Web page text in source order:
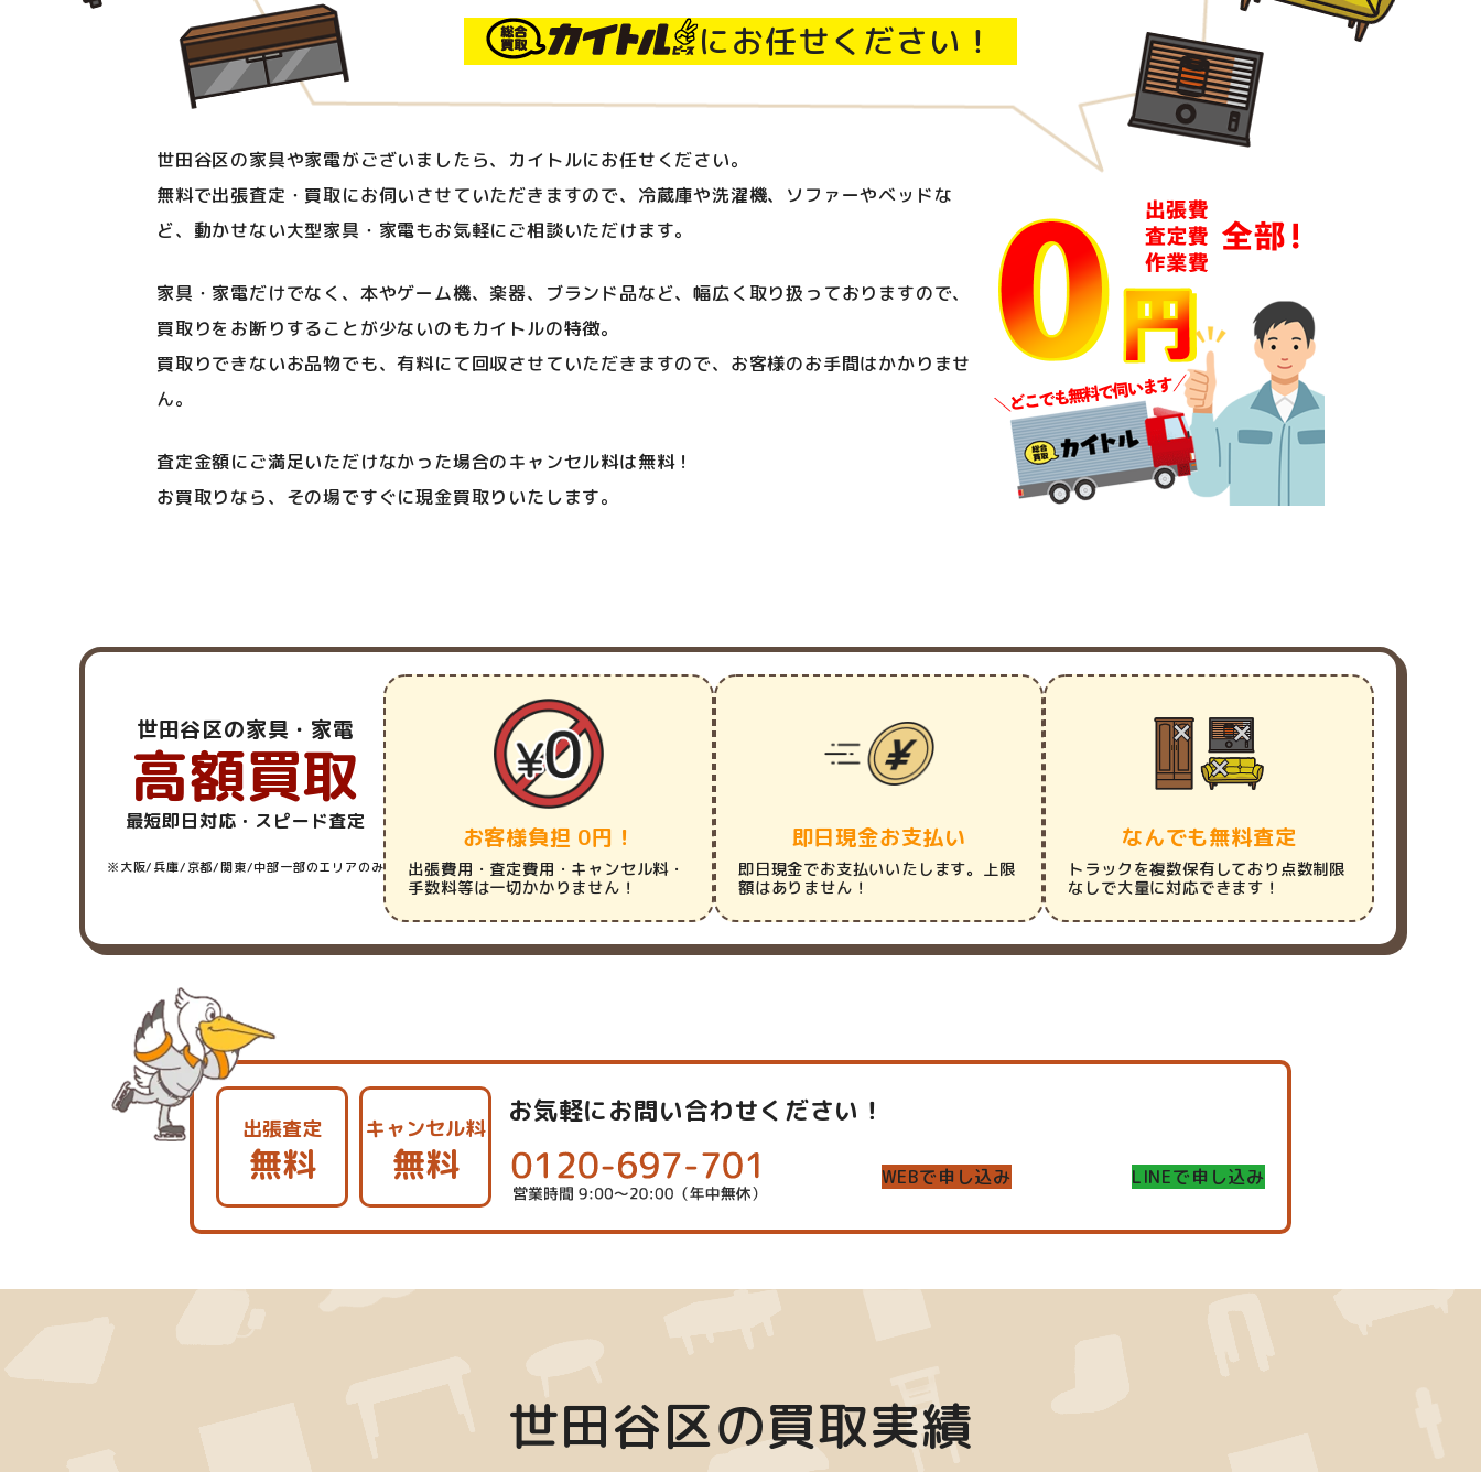
にお任せください！
世田谷区の家具や家電がございましたら、カイトルにお任せください。
無料で出張査定・買取にお伺いさせていただきますので、冷蔵庫や洗濯機、ソファーやベッドな
ど、動かせない大型家具・家電もお気軽にご相談いただけます。
家具・家電だけでなく、本やゲーム機、楽器、ブランド品など、幅広く取り扱っておりますので、
買取りをお断りすることが少ないのもカイトルの特徴。
買取りできないお品物でも、有料にて回収させていただきますので、お客様のお手間はかかりませ
ん。
査定金額にご満足いただけなかった場合のキャンセル料は無料！
お買取りなら、その場ですぐに現金買取りいたします。
世田谷区の家具・家電
高額買取
最短即日対応・スピード査定
※大阪/兵庫/京都/関東/中部一部のエリアのみ
お客様負担 0円！
出張費用・査定費用・キャンセル料・
手数料等は一切かかりません！
即日現金お支払い
即日現金でお支払いいたします。上限
額はありません！
なんでも無料査定
トラックを複数保有しており点数制限
なしで大量に対応できます！
出張査定
無料
キャンセル料
無料
お気軽にお問い合わせください！
WEBで申し込み LINEで申し込み
世田谷区の買取実績